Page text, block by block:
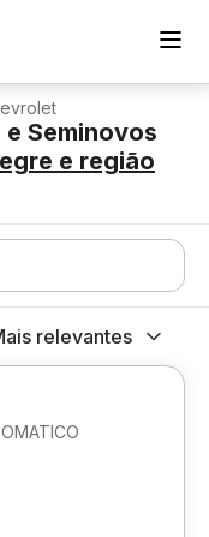
Seminovos
e região
relevantes